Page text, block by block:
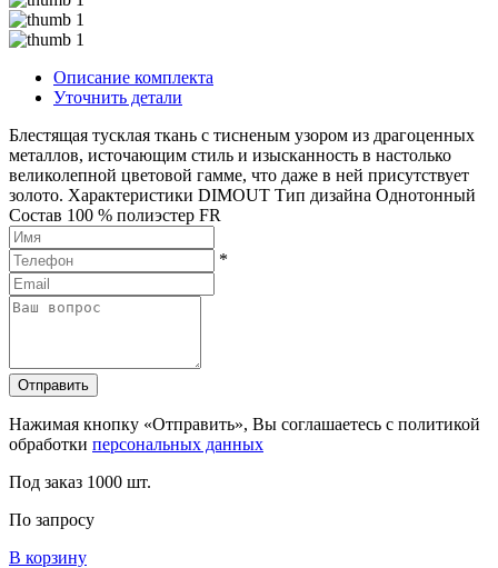
Описание комплекта
Уточнить детали
Блестящая тусклая ткань с тисненым узором из драгоценных
металлов, источающим стиль и изысканность в настолько
великолепной цветовой гамме, что даже в ней присутствует
золото. Характеристики DIMOUT Тип дизайна Однотонный
Состав 100 % полиэстер FR
*
Отправить
Нажимая кнопку «Отправить», Вы соглашаетесь с политикой
обработки персональных данных
Под заказ 1000 шт.
По запросу
В корзину